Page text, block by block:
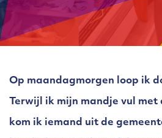
Op maandagmorgen loop ik
Terwijl ik mijn mandje vul
kom ik iemand uit de